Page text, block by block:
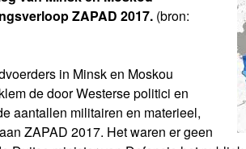
ZAPAD 2017. (bron:
in Minsk en Moskou
de door Westerse politici en
aantallen militairen en materieel,
ZAPAD 2017. Het waren er geen